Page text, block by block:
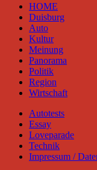
HOME
Duisburg
Auto
Kultur
Meinung
Panorama
Politik
Region
Wirtschaft
Autotests
Essay
Loveparade
Technik
Impressum /